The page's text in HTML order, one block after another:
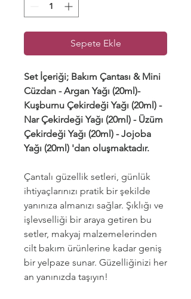
Sepete Ekle
Set İçeriği; Bakım Çantası & Mini
Cüzdan - Argan Yağı (20ml)-
Kuşburnu Çekirdeği Yağı (20ml) -
Nar Çekirdeği Yağı (20ml) - Üzüm
Çekirdeği Yağı (20ml) - Jojoba
Yağı (20ml) 'dan oluşmaktadır.
Çantalı güzellik setleri, günlük
ihtiyaçlarınızı pratik bir şekilde
yanınıza almanızı sağlar. Şıklığı ve
işlevselliği bir araya getiren bu
setler, makyaj malzemelerinden
cilt bakım ürünlerine kadar geniş
bir yelpaze sunar. Güzelliğinizi her
an yanınızda taşıyın!